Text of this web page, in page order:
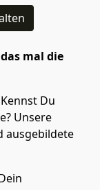
mal die
Du
Unsere
ausgebildete